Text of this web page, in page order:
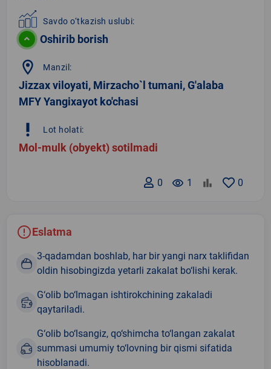
Savdo o‘tkazish uslubi:
Oshirib borish
location_on Manzil:
Jizzax viloyati, Mirzacho`l tumani, G'alaba
MFY Yangixayot ko'chasi
priority_high Lot holati:
Mol-mulk (obyekt) sotilmadi
0
remove_red_eye 1
0
Eslatma
3-qadamdan boshlab, har bir yangi narx taklifidan
oldin hisobingizda yetarli zakalat bo‘lishi kerak.
G‘olib bo‘lmagan ishtirokchining zakaladi
qaytariladi.
G‘olib bo‘lsangiz, qo‘shimcha to‘langan zakalat
summasi umumiy to‘lovning bir qismi sifatida
hisoblanadi.